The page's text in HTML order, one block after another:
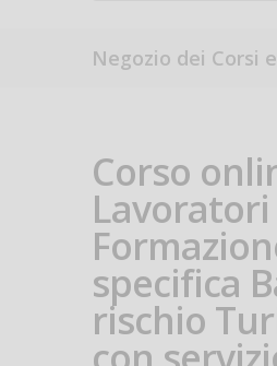
Negozio dei Corsi
Corso
Lavoratori
specifica
rischio